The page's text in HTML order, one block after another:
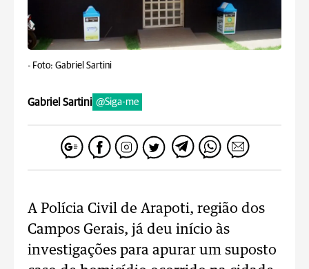
- Foto: Gabriel Sartini
Gabriel Sartini @Siga-me
A Polícia Civil de Arapoti, região dos
Campos Gerais, já deu início às
investigações para apurar um suposto